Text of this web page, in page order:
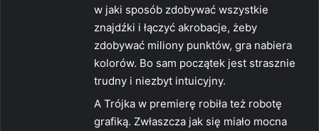
e
w jaki sposób zdobywać wszystkie
znajdźki i łączyć akrobacje, żeby
zdobywać miliony punktów, gra nabiera
kolorów. Bo sam początek jest strasznie
trudny i niezbyt intuicyjny.
A Trójka w premierę robiła też robotę
grafiką. Zwłaszcza jak się miało mocna